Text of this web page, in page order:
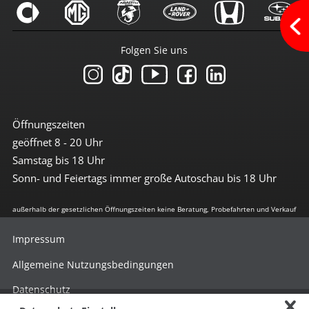
Touchscreen
USB-Anschluss
3te Bremsleuchte
Antiblockiersystem
Antischlupfregulierung
Beifahrerairbag abschaltbar
Berganfahrhilfe
Bremsassistent
Einparkhilfe vorn + hinten
Freisprechanlage
ISOFIX Kindersitzvorrüstung
LED Heckleuchten
LED-Scheinwerfer (Voll-LED)
Öffnungszeiten
geöffnet 8 - 20 Uhr
Samstag bis 18 Uhr
Sonn- und Feiertags immer große Autoschau bis 18 Uhr
Folgen Sie uns
außerhalb der gesetzlichen Öffnungszeiten keine Beratung, Probefahrten und Verkauf
Impressum
Allgemeine Nutzungsbedingungen
Datenschutz